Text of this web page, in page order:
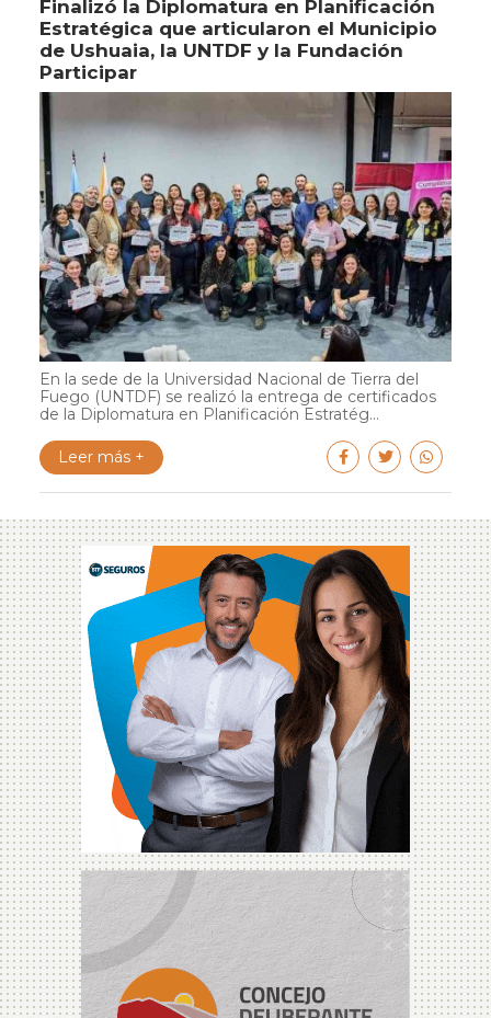
Finalizó la Diplomatura en Planificación
Estratégica que articularon el Municipio
de Ushuaia, la UNTDF y la Fundación
Participar
En la sede de la Universidad Nacional de Tierra del
Fuego (UNTDF) se realizó la entrega de certificados
de la Diplomatura en Planificación Estratég...
Leer más +